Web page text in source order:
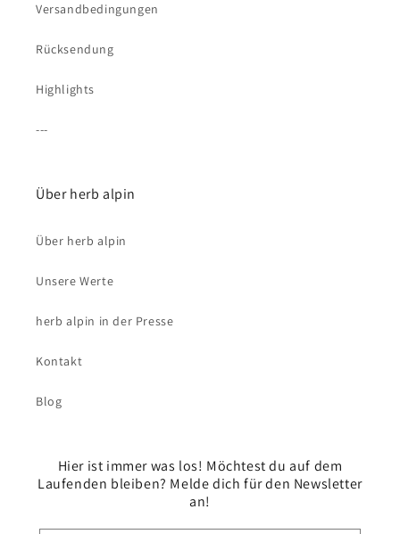
Versandbedingungen
Rücksendung
Highlights
---
Über herb alpin
Über herb alpin
Unsere Werte
herb alpin in der Presse
Kontakt
Blog
Hier ist immer was los! Möchtest du auf dem
Laufenden bleiben? Melde dich für den Newsletter
an!